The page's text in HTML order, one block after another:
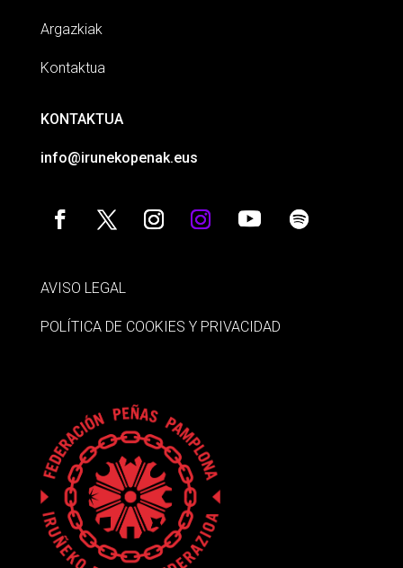
Argazkiak
Kontaktua
KONTAKTUA
info@irunekopenak.eus
AVISO LEGAL
POLÍTICA DE COOKIES Y PRIVACIDAD